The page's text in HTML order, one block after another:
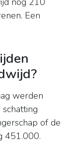
Een
werden
of de
451.000.